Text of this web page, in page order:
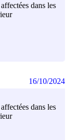
dans les
dans les
16/10/2024